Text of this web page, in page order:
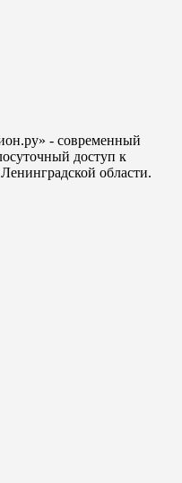
- современный
доступ к
области.